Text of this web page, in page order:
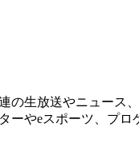
の生放送やニュース
ーやeスポーツ、プロ